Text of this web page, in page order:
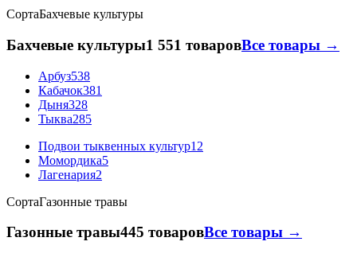
СортаБахчевые культуры
Бахчевые культуры1 551 товаровВсе товары →
Арбуз538
Кабачок381
Дыня328
Тыква285
Подвои тыквенных культур12
Момордика5
Лагенария2
СортаГазонные травы
Газонные травы445 товаровВсе товары →